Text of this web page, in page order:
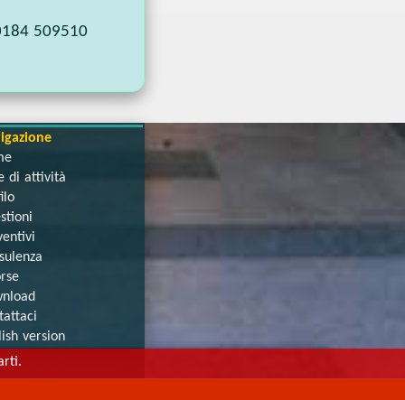
509510
di attività
version